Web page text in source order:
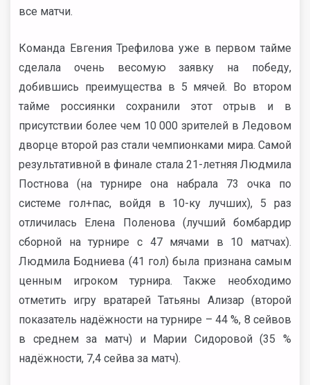
все матчи.
Команда Евгения Трефилова уже в первом тайме
сделала очень весомую заявку на победу,
добившись преимущества в 5 мячей. Во втором
тайме россиянки сохранили этот отрыв и в
присутствии более чем 10 000 зрителей в Ледовом
дворце второй раз стали чемпионками мира. Самой
результативной в финале стала 21-летняя Людмила
Постнова (на турнире она набрала 73 очка по
системе гол+пас, войдя в 10-ку лучших), 5 раз
отличилась Елена Поленова (лучший бомбардир
сборной на турнире с 47 мячами в 10 матчах).
Людмила Бодниева (41 гол) была признана самым
ценным игроком турнира. Также необходимо
отметить игру вратарей Татьяны Ализар (второй
показатель надёжности на турнире – 44 %, 8 сейвов
в среднем за матч) и Марии Сидоровой (35 %
надёжности, 7,4 сейва за матч).